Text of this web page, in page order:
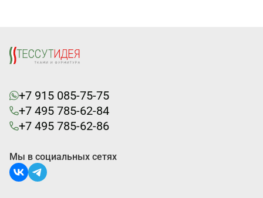
+7 915 085-75-75
+7 495 785-62-84
+7 495 785-62-86
Мы в социальных сетях